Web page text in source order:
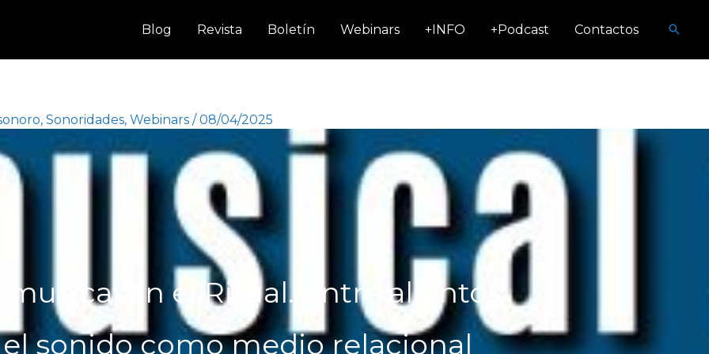
Blog Revista Boletín Webinars +INFO +Podcast Contactos
, Sonoridades, Webinars /08/04/2025
en el Ritual. Entre alientos
sonido como medio relacional